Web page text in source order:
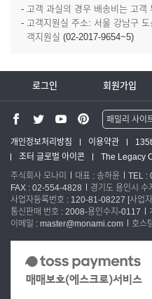
- 고객 과실의 경우 배송비는 고객
- 고객지원실 주소: 서울 강남구
객지원실 (02-2017-9654~5)
로그인 회원가입
패밀리 사이
워터맨 쇼핑
파카 글로벌
개인정보처리방침 이용약관
조터 글로벌 아이콘
The Legacy
주식회사 모나미
대표 : 송하윤
TEL :
FAX : 02-554-4828
경기도 용인시
사업자등록번호 : 120-81-08227 [사업
통신판매 번호 : 2008-용인수지-0117
이메일 : master@monami.com
호스